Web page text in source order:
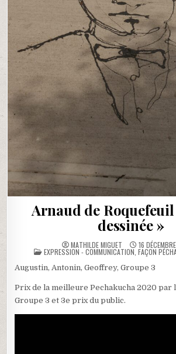
Arnaud de
dessinée »
MATHILDE MIGUET 16
POSTED
IN
EXPRESSION - COMMUNICATION FAÇON
Augustin, Antonin, Geoffrey, Groupe 3
Prix de la meilleure Pechakucha 2020 par
Groupe 3 et 3e prix du public.